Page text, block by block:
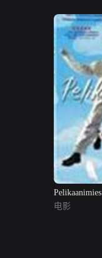
Pelikaanimies
电影